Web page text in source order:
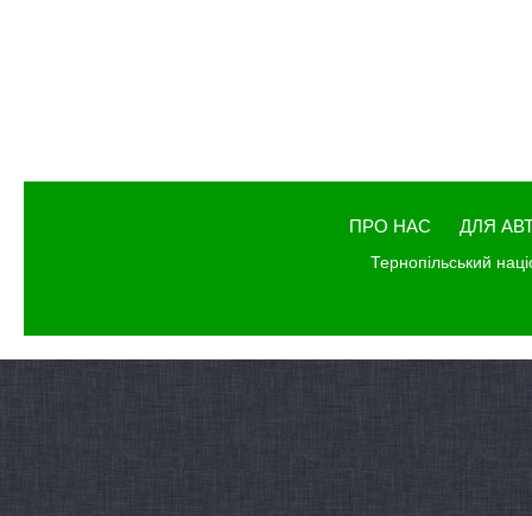
ПРО НАС ДЛЯ
Тернопільський